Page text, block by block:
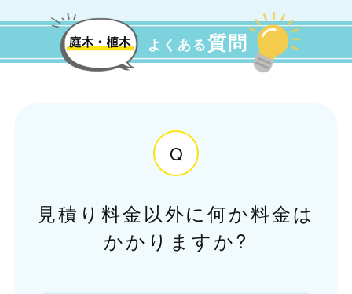
よくある質問
Q
見積り料金以外に何か料金は
かかりますか?